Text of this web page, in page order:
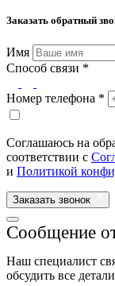
Заказать обратный
Имя
Способ связи *
Номер телефона *
Соглашаюсь на
соответствии с
и Политикой
Заказать звонок
Сообщение
Наш специалист
обсудить все детали